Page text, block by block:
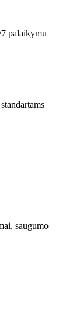
palaikymu
saugumo